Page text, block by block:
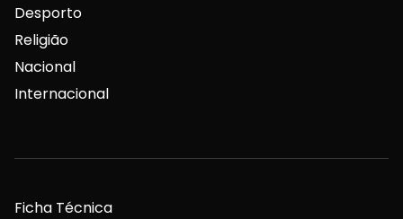
Desporto
Religião
Nacional
Internacional
Ficha Técnica